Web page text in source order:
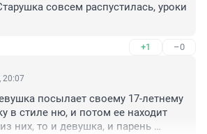
чем сажать, а ребенка в
совсем распустилась, уроки
+1 –0
20:07
посылает своему 17-летнему
в стиле ню, и потом ее находит
них, то и девушка, и парень